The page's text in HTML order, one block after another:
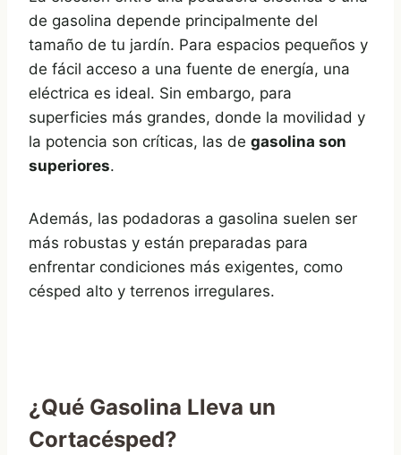
de gasolina depende principalmente del
tamaño de tu jardín. Para espacios pequeños y
de fácil acceso a una fuente de energía, una
eléctrica es ideal. Sin embargo, para
superficies más grandes, donde la movilidad y
la potencia son críticas, las de gasolina son
superiores.
Además, las podadoras a gasolina suelen ser
más robustas y están preparadas para
enfrentar condiciones más exigentes, como
césped alto y terrenos irregulares.
¿Qué Gasolina Lleva un
Cortacésped?